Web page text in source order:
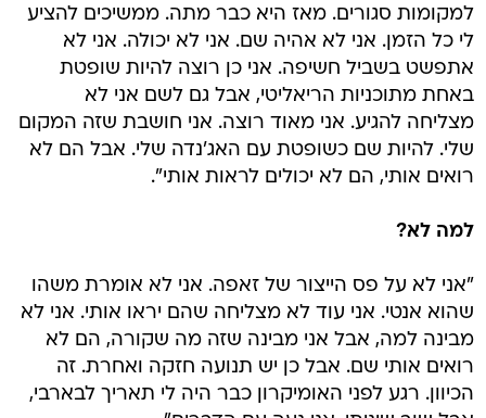
למקומות סגורים. מאז היא כבר מתה. ממשיכים להציע
לי כל הזמן. אני לא אהיה שם. אני לא יכולה. אני לא
אתפשט בשביל חשיפה. אני כן רוצה להיות שופטת
באחת מתוכניות הריאליטי, אבל גם לשם אני לא
מצליחה להגיע. אני מאוד רוצה. אני חושבת שזה המקום
שלי. להיות שם כשופטת עם האג'נדה שלי. אבל הם לא
רואים אותי, הם לא יכולים לראות אותי".
למה לא?
"אני לא על פס הייצור של זאפה. אני לא אומרת משהו
שהוא אנטי. אני עוד לא מצליחה שהם יראו אותי. אני לא
מבינה למה, אבל אני מבינה שזה מה שקורה, הם לא
רואים אותי שם. אבל כן יש תנועה חזקה ואחרת. זה
הכיוון. רגע לפני האומיקרון כבר היה לי תאריך לבארבי,